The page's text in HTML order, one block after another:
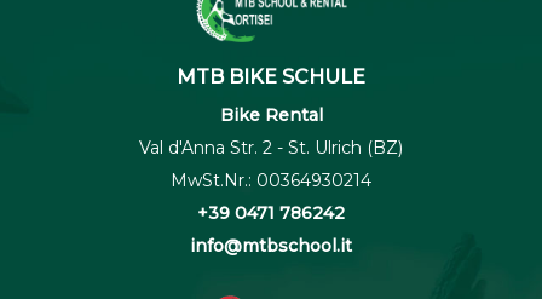
MTB BIKE SCHULE
Bike Rental
Val d'Anna Str. 2 - St. Ulrich (BZ)
MwSt.Nr.: 00364930214
+39 0471 786242
info@mtbschool.it